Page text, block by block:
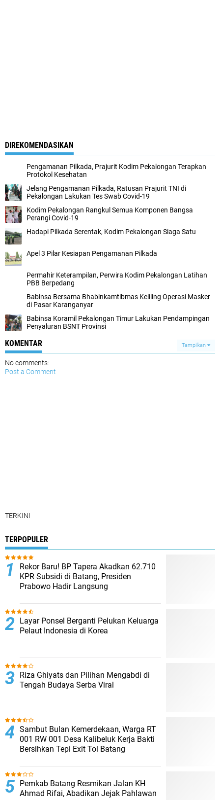
DIREKOMENDASIKAN
Pengamanan Pilkada, Prajurit Kodim Pekalongan Terapkan
Protokol Kesehatan
Jelang Pengamanan Pilkada, Ratusan Prajurit TNI di
Pekalongan Lakukan Tes Swab Covid-19
Kodim Pekalongan Rangkul Semua Komponen Bangsa
Perangi Covid-19
Hadapi Pilkada Serentak, Kodim Pekalongan Siaga Satu
Apel 3 Pilar Kesiapan Pengamanan Pilkada
Permahir Keterampilan, Perwira Kodim Pekalongan Latihan
PBB Berpedang
Babinsa Bersama Bhabinkamtibmas Keliling Operasi Masker
di Pasar Karanganyar
Babinsa Koramil Pekalongan Timur Lakukan Pendampingan
Penyaluran BSNT Provinsi
KOMENTAR Tampilkan
No comments:
Post a Comment
TERKINI
TERPOPULER
Rekor Baru! BP Tapera Akadkan 62.710
KPR Subsidi di Batang, Presiden
Prabowo Hadir Langsung
Layar Ponsel Berganti Pelukan Keluarga
Pelaut Indonesia di Korea
Riza Ghiyats dan Pilihan Mengabdi di
Tengah Budaya Serba Viral
Sambut Bulan Kemerdekaan, Warga RT
001 RW 001 Desa Kalibeluk Kerja Bakti
Bersihkan Tepi Exit Tol Batang
Pemkab Batang Resmikan Jalan KH
Ahmad Rifai, Abadikan Jejak Pahlawan